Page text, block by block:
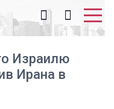
Израилю
Ирана в